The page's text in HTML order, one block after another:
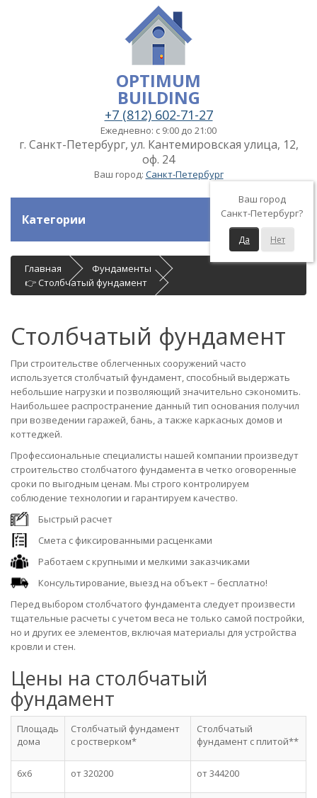
OPTIMUM
BUILDING
+7 (812) 602-71-27
Ежедневно: с 9:00 до 21:00
г. Санкт-Петербург, ул. Кантемировская улица, 12,
оф. 24
Ваш город: Санкт-Петербург
Ваш город
Санкт-Петербург?
Да Нет
Категории
Главная
Фундаменты
👉 Столбчатый фундамент
Столбчатый фундамент
При строительстве облегченных сооружений часто
используется столбчатый фундамент, способный выдержать
небольшие нагрузки и позволяющий значительно сэкономить.
Наибольшее распространение данный тип основания получил
при возведении гаражей, бань, а также каркасных домов и
коттеджей.
Профессиональные специалисты нашей компании произведут
строительство столбчатого фундамента в четко оговоренные
сроки по выгодным ценам. Мы строго контролируем
соблюдение технологии и гарантируем качество.
Быстрый расчет
Смета с фиксированными расценками
Работаем с крупными и мелкими заказчиками
Консультирование, выезд на объект – бесплатно!
Перед выбором столбчатого фундамента следует произвести
тщательные расчеты с учетом веса не только самой постройки,
но и других ее элементов, включая материалы для устройства
кровли и стен.
Цены на столбчатый
фундамент
Площадь
дома
Столбчатый фундамент
с ростверком*
Столбчатый
фундамент с плитой**
6x6 от 320200 от 344200